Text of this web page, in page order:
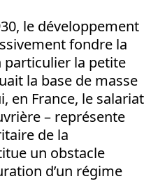
le développement
fondre la
particulier la petite
la base de masse
en France, le salariat
– représente
de la
un obstacle
d’un régime